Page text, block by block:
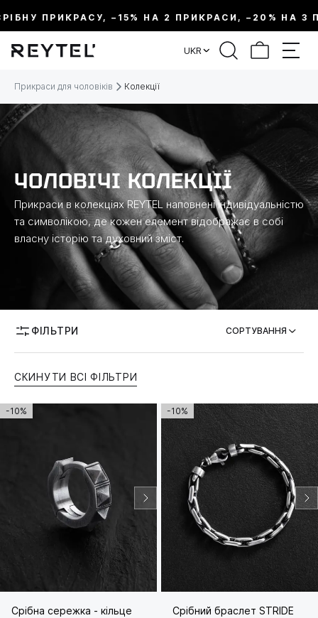
ПРИКРАСУ, –15% НА 2 ПРИКРАСИ, –20% НА 3
UKR
Прикраси для чоловіків Колекції
ЧОЛОВІЧІ КОЛЕКЦІЇ
Прикраси в колекціях REYTEL наповнені індивідуальністю
та символікою, де кожен елемент відображає в собі
власну історію та духовний зміст.
ФІЛЬТРИ
ФІЛЬТР
МЕТАЛ
ВИД ПРИКРАСИ
КОЛЕКЦІЇ
СОРТУВАННЯ
СКИНУТИ ВСІ ФІЛЬТРИ
-10%
Срібна сережка - кільце
-10%
Срібний браслет STRIDE